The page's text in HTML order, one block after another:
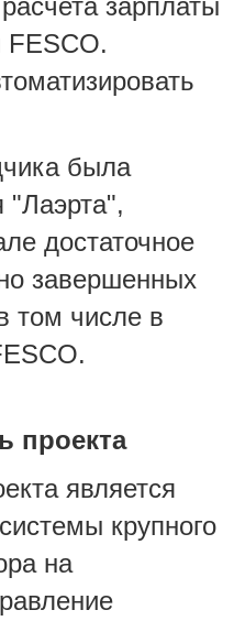
FESCO.
была
"Лаэрта",
достаточное
завершенных
том числе в
проекта
является
крупного
на